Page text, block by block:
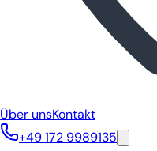
Über unsKontakt
+49 172 9989135